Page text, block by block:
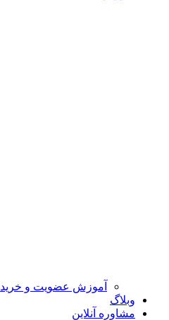
آموزش عضویت و خرید
وبلاگ
مشاوره آنلاین